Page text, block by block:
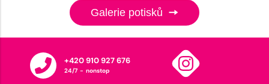
Galerie potisků
+420 910 927 676
24/7 - nonstop